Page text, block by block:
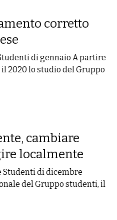
corretto
di gennaio A partire
2020 lo studio del Gruppo
cambiare
localmente
Studenti di dicembre
del Gruppo studenti, il